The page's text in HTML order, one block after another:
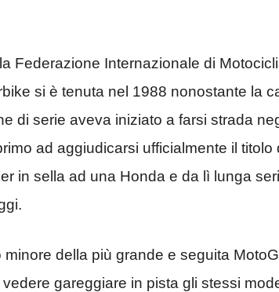
Federazione Internazionale di
si è tenuta nel 1988 nonostante la
di serie aveva iniziato a farsi strada
ad aggiudicarsi ufficialmente il titolo
in sella ad una Honda e da lì lunga
della più grande e seguita
gareggiare in pista gli stessi